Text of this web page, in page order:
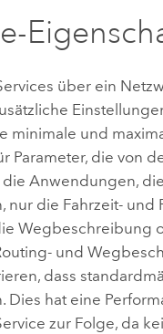
über ein
minimale und
die von
Anwendungen,
die Fahrzeit- und
Wegbeschreibung
und
dass
hat eine
zur Folge, da